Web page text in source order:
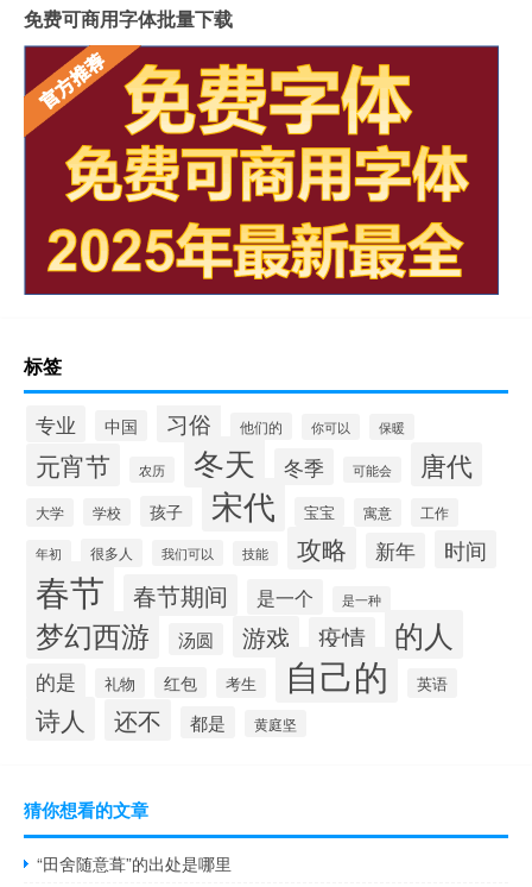
免费可商用字体批量下载
标签
专业 中国 习俗 他们的 你可以 保暖
元宵节 农历 冬天 冬季 可能会 唐代
大学 学校 孩子 宋代 宝宝 寓意 工作
年初 很多人 我们可以 技能 攻略 新年 时间
春节 春节期间 是一个 是一种
梦幻西游 汤圆 游戏 疫情 的人
的是 礼物 红包 考生 自己的 英语
诗人 还不 都是 黄庭坚
猜你想看的文章
“田舍随意葺”的出处是哪里